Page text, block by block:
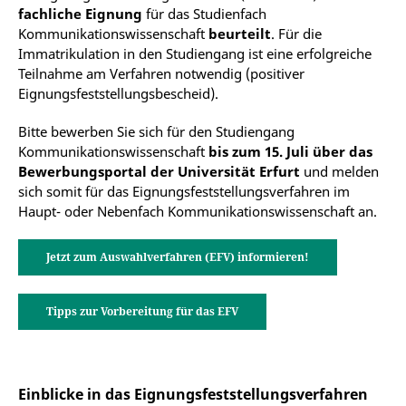
Rückblick zum Seminar "Irgendwas mit
Medien"
Ein Studium an der Universität besteht nur aus
Erfurt auch ganz praktisch auf einen späteren Beruf
vorbereiten kann, dafür gibt es gerade in der
Kommunikationswissenschaft beeindruckende
Beispiele. Eins davon ist dasSeminar „Irgendwas
mit Werbung – von der Kommunikationsidee
zur ausgewachsenen Kampagne“, in dem die
Studierenden dem Team einer Erfurter
Kommunikationsagentur über die Schulter schauen
konnten. Gemeinsam entwickelten sie eine
Mobilisierungskampagne zur Landtagswahl in
Thüringen.
Ausrufenzeichen wird
Förderpreis für die beste BA-Arbeit
Die Studierenden beschäftigten sich mit einem
bewussteren Umgang mit Desinformationen
und Deepfakesim Internet. Denn die Erstellung
angesichts großer Fortschritte im Bereich der
Onlinemedien. Ziel des Projektes war es, einen
fachliche Eignung für das Studienfach
Kommunikationswissenschaft beurteilt. Für die
Immatrikulation in den Studiengang ist eine erfolgreiche
Teilnahme am Verfahren notwendig (positiver
Eignungsfeststellungsbescheid).
Bitte bewerben Sie sich für den Studiengang
Kommunikationswissenschaft bis zum 15. Juli über das
Bewerbungsportal der Universität Erfurt und melden
sich somit für das Eignungsfeststellungsverfahren im
Haupt- oder Nebenfach Kommunikationswissenschaft an.
Jetzt zum Auswahlverfahren (EFV) informieren!
Tipps zur Vorbereitung für das EFV
Einblicke in das Eignungsfeststellungsverfahren